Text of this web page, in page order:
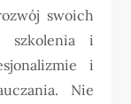
swoich
szkolenia i
i
Nie